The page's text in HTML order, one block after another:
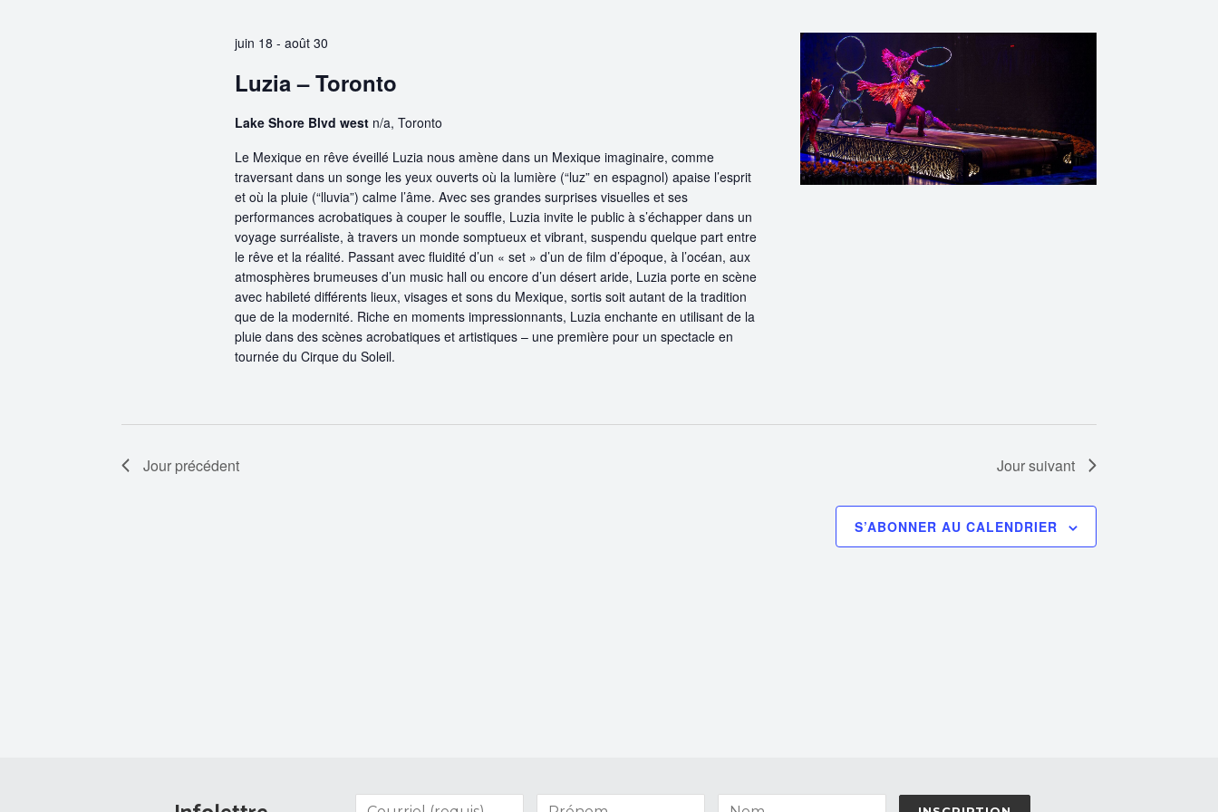
juin 18 - août 30
Luzia – Toronto
Lake Shore Blvd west n/a, Toronto
Le Mexique en rêve éveillé Luzia nous amène dans un Mexique imaginaire, comme
traversant dans un songe les yeux ouverts où la lumière (“luz” en espagnol) apaise l’esprit
et où la pluie (“lluvia”) calme l’âme. Avec ses grandes surprises visuelles et ses
performances acrobatiques à couper le souffle, Luzia invite le public à s’échapper dans un
voyage surréaliste, à travers un monde somptueux et vibrant, suspendu quelque part entre
le rêve et la réalité. Passant avec fluidité d’un « set » d’un de film d’époque, à l’océan, aux
atmosphères brumeuses d’un music hall ou encore d’un désert aride, Luzia porte en scène
avec habileté différents lieux, visages et sons du Mexique, sortis soit autant de la tradition
que de la modernité. Riche en moments impressionnants, Luzia enchante en utilisant de la
pluie dans des scènes acrobatiques et artistiques – une première pour un spectacle en
tournée du Cirque du Soleil.
Jour précédent Jour suivant
S’ABONNER AU CALENDRIER